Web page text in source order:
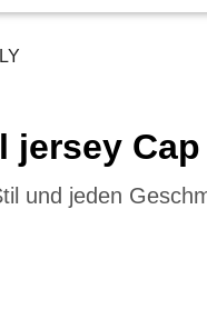
jersey
und jeden